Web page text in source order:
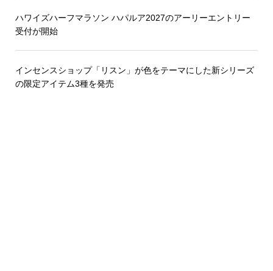
ハワイズハーフマラソン ハパルア2027のアーリーエントリー
受付が開始
インセンスショップ「リスン」が色をテーマにした新シリーズ
の限定アイテム3種を発売